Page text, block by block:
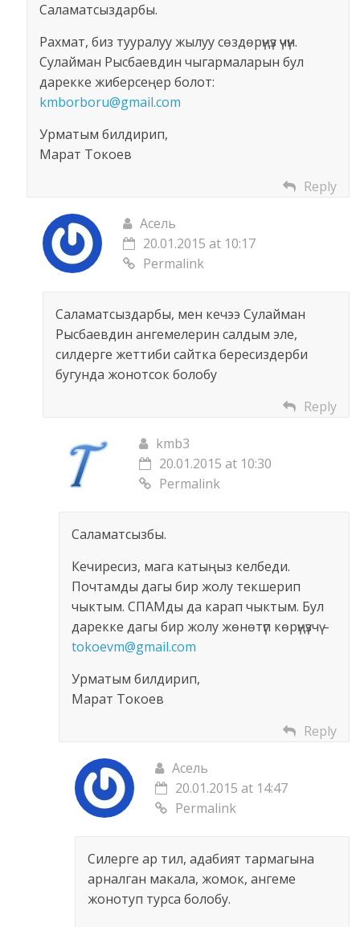
Саламатсыздарбы.
Рахмат, биз тууралуу жылуу сөздөрүңүз үчүн.
Сулайман Рысбаевдин чыгармаларын бул
дарекке жиберсеңер болот:
kmborboru@gmail.com
Урматым билдирип,
Марат Токоев
Reply
Асель
20.01.2015 at 10:17
Permalink
Саламатсыздарбы, мен кечээ Сулайман
Рысбаевдин ангемелерин салдым эле,
силдерге жеттиби сайтка бересиздерби
бугунда жонотсок болобу
Reply
kmb3
20.01.2015 at 10:30
Permalink
Саламатсызбы.
Кечиресиз, мага катыңыз келбеди.
Почтамды дагы бир жолу текшерип
чыктым. СПАМды да карап чыктым. Бул
дарекке дагы бир жолу жөнөтүп көрүңүзчү –
tokoevm@gmail.com
Урматым билдирип,
Марат Токоев
Reply
Асель
20.01.2015 at 14:47
Permalink
Силерге ар тил, адабият тармагына
арналган макала, жомок, ангеме
жонотуп турса болобу.